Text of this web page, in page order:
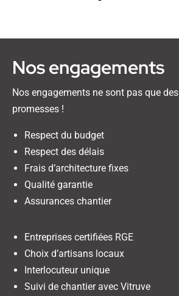
Nos engagements
Nos engagements ne sont pas que des
promesses !
Respect du budget
Respect des délais
Frais d’architecture fixes
Qualité garantie
Assurances chantier
Entreprises certifiées RGE
Choix d’artisans locaux
Interlocuteur unique
Suivi de chantier avec Vitruve